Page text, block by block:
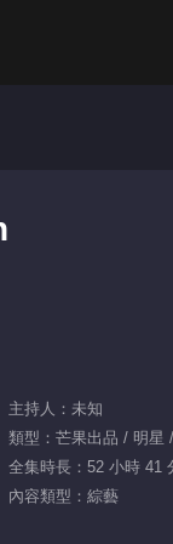
主持人：未知
類型：芒果出品 / 明星
全集時長：52 小時 41
內容類型：綜藝